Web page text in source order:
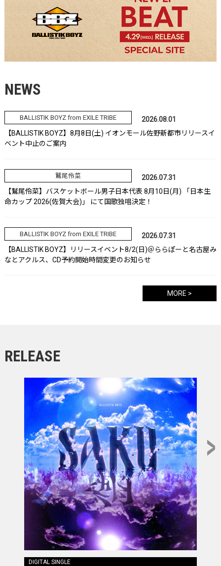
NEWS
BALLISTIK BOYZ from EXILE TRIBE
2026.08.01
【BALLISTIK BOYZ】8月8日(土) イオンモール佐野新都市リリースイ
ベント中止のご案内
鷲尾伶菜
2026.07.31
【鷲尾伶菜】バスケットボール男子日本代表 8月10日(月) 「日本生
命カップ 2026(佐賀大会)」 にて国歌独唱決定！
BALLISTIK BOYZ from EXILE TRIBE
2026.07.31
【BALLISTIK BOYZ】リリースイベント8/2(日)＠ららぽーと名古屋み
なとアクルス、CD予約開始時間変更のお知らせ
MORE >
RELEASE
DIGITAL SINGLE